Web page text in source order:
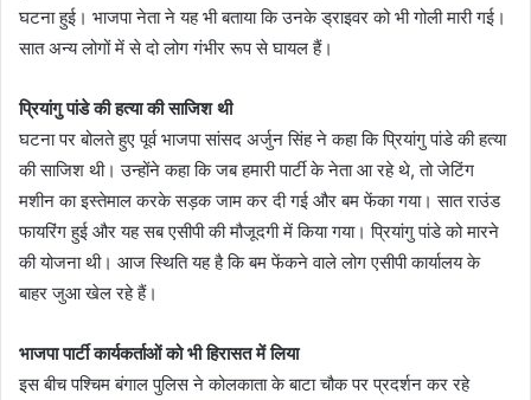
घटना हुई। भाजपा नेता ने यह भी बताया कि उनके ड्राइवर को भी गोली मारी गई।
सात अन्य लोगों में से दो लोग गंभीर रूप से घायल हैं।
प्रियांगु पांडे की हत्या की साजिश थी
घटना पर बोलते हुए पूर्व भाजपा सांसद अर्जुन सिंह ने कहा कि प्रियांगु पांडे की हत्या
की साजिश थी। उन्होंने कहा कि जब हमारी पार्टी के नेता आ रहे थे, तो जेटिंग
मशीन का इस्तेमाल करके सड़क जाम कर दी गई और बम फेंका गया। सात राउंड
फायरिंग हुई और यह सब एसीपी की मौजूदगी में किया गया। प्रियांगु पांडे को मारने
की योजना थी। आज स्थिति यह है कि बम फेंकने वाले लोग एसीपी कार्यालय के
बाहर जुआ खेल रहे हैं।
भाजपा पार्टी कार्यकर्ताओं को भी हिरासत में लिया
इस बीच पश्चिम बंगाल पुलिस ने कोलकाता के बाटा चौक पर प्रदर्शन कर रहे